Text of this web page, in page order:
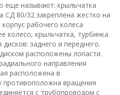
еще называют: крыльчатка
CД 80/32 закреплена жестко на
рабочего колеса
колесо, крыльчатка, турбинка
заднего и переднего.
расположены лопасти.
направления
расположена в
противоположна вращения
с трубопроводом с